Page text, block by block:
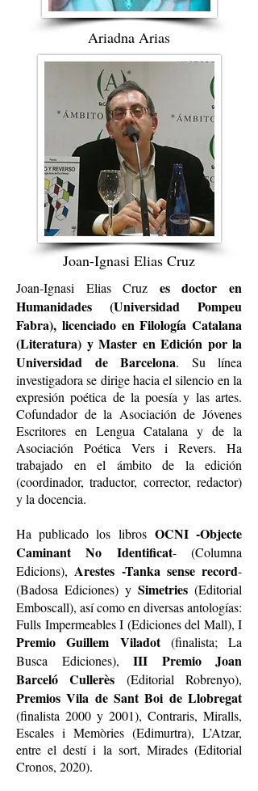
Ariadna Arias
Joan-Ignasi Elias Cruz
Joan-Ignasi Elias Cruz es doctor en
Humanidades (Universidad Pompeu
Fabra), licenciado en Filología Catalana
(Literatura) y Master en Edición por la
Universidad de Barcelona. Su línea
investigadora se dirige hacia el silencio en la
expresión poética de la poesía y las artes.
Cofundador de la Asociación de Jóvenes
Escritores en Lengua Catalana y de la
Asociación Poética Vers i Revers. Ha
trabajado en el ámbito de la edición
(coordinador, traductor, corrector, redactor)
y la docencia.
Ha publicado los libros OCNI -Objecte
Caminant No Identificat- (Columna
Edicions), Arestes -Tanka sense record-
(Badosa Ediciones) y Simetries (Editorial
Emboscall), así como en diversas antologías:
Fulls Impermeables I (Ediciones del Mall), I
Premio Guillem Viladot (finalista; La
Busca Ediciones), III Premio Joan
Barceló Cullerès (Editorial Robrenyo),
Premios Vila de Sant Boi de Llobregat
(finalista 2000 y 2001), Contraris, Miralls,
Escales i Memòries (Edimurtra), L’Atzar,
entre el destí i la sort, Mirades (Editorial
Cronos, 2020).